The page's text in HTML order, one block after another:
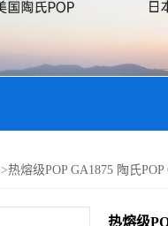
>热熔级POP GA1875 陶氏
热熔级